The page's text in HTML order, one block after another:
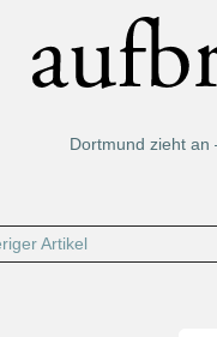
Dortmund zieht an
Artikel